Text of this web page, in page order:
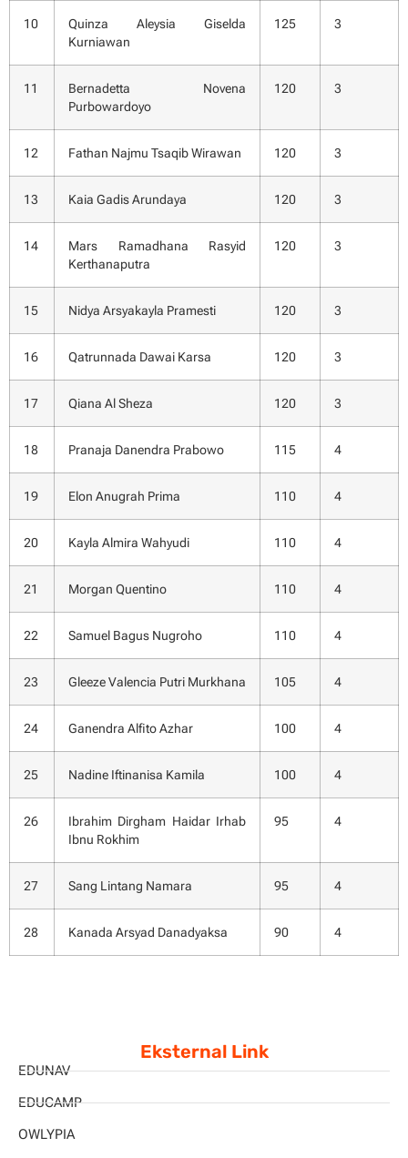
10
Quinza Aleysia Giselda
Kurniawan
125 3
11
Bernadetta Novena
Purbowardoyo
120 3
12 Fathan Najmu Tsaqib Wirawan 120 3
13 Kaia Gadis Arundaya 120 3
14
Mars Ramadhana Rasyid
Kerthanaputra
120 3
15 Nidya Arsyakayla Pramesti 120 3
16 Qatrunnada Dawai Karsa 120 3
17 Qiana Al Sheza 120 3
18 Pranaja Danendra Prabowo 115 4
19 Elon Anugrah Prima 110 4
20 Kayla Almira Wahyudi 110 4
21 Morgan Quentino 110 4
22 Samuel Bagus Nugroho 110 4
23 Gleeze Valencia Putri Murkhana 105 4
24 Ganendra Alfito Azhar 100 4
25 Nadine Iftinanisa Kamila 100 4
26
Ibrahim Dirgham Haidar Irhab
Ibnu Rokhim
95 4
27 Sang Lintang Namara 95 4
28 Kanada Arsyad Danadyaksa 90 4
Eksternal Link
EDUNAV
EDUCAMP
OWLYPIA